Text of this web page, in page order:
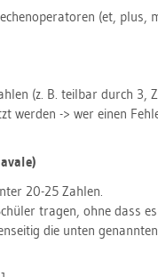
(et,
(z. B. teil­bar durch 3,
wer­den -> wer einen
20-25 Zah­len.
tra­gen, ohne dass
die unten